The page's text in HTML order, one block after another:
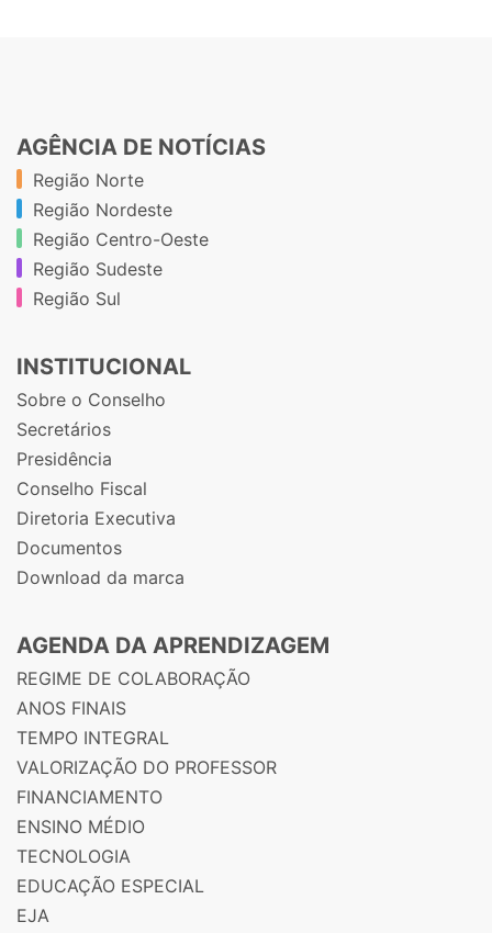
AGÊNCIA DE NOTÍCIAS
Região Norte
Região Nordeste
Região Centro-Oeste
Região Sudeste
Região Sul
INSTITUCIONAL
Sobre o Conselho
Secretários
Presidência
Conselho Fiscal
Diretoria Executiva
Documentos
Download da marca
AGENDA DA APRENDIZAGEM
REGIME DE COLABORAÇÃO
ANOS FINAIS
TEMPO INTEGRAL
VALORIZAÇÃO DO PROFESSOR
FINANCIAMENTO
ENSINO MÉDIO
TECNOLOGIA
EDUCAÇÃO ESPECIAL
EJA